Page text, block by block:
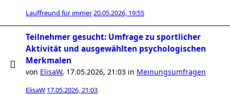
Lauffreund für immer20.05.2026, 19:55
Teilnehmer gesucht: Umfrage zu sportlicher
Aktivität und ausgewählten psychologischen
Merkmalen
von ElisaW, 17.05.2026, 21:03 in Meinungsumfragen
ElisaW 17.05.2026, 21:03